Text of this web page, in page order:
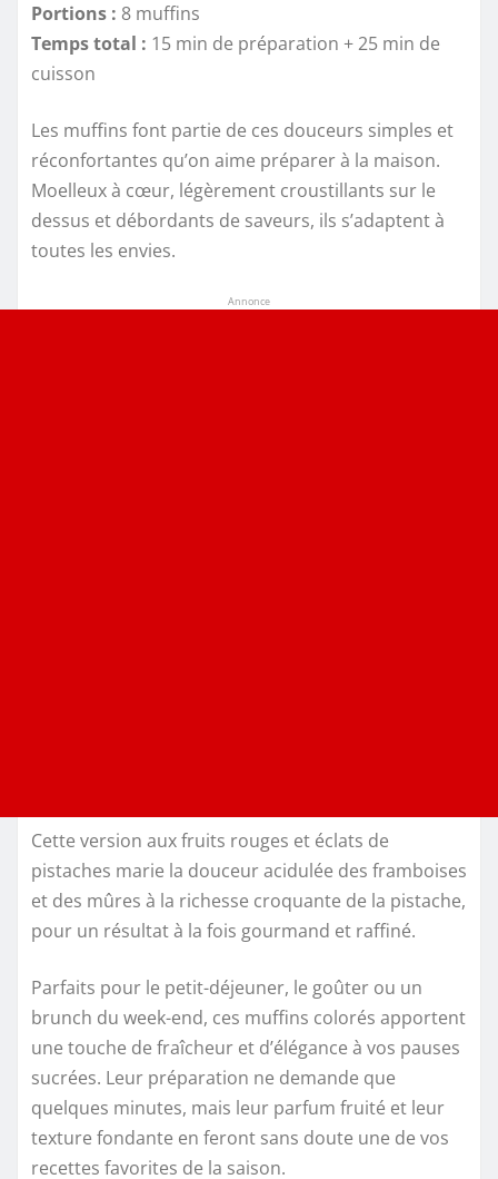
Portions : 8 muffins
Temps total : 15 min de préparation + 25 min de
cuisson
Les muffins font partie de ces douceurs simples et
réconfortantes qu’on aime préparer à la maison.
Moelleux à cœur, légèrement croustillants sur le
dessus et débordants de saveurs, ils s’adaptent à
toutes les envies.
Annonce
Cette version aux fruits rouges et éclats de
pistaches marie la douceur acidulée des framboises
et des mûres à la richesse croquante de la pistache,
pour un résultat à la fois gourmand et raffiné.
Parfaits pour le petit-déjeuner, le goûter ou un
brunch du week-end, ces muffins colorés apportent
une touche de fraîcheur et d’élégance à vos pauses
sucrées. Leur préparation ne demande que
quelques minutes, mais leur parfum fruité et leur
texture fondante en feront sans doute une de vos
recettes favorites de la saison.